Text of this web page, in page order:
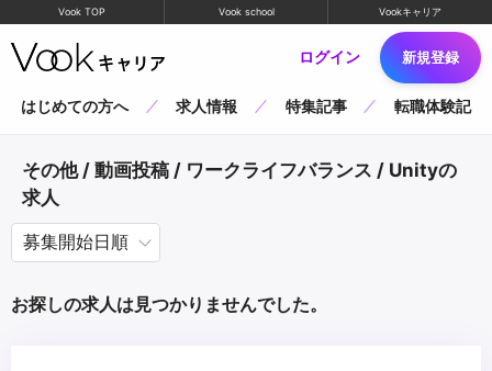
Vook TOP Vook school Vookキャリア
ログイン 新規登録
はじめての方へ 求人情報 特集記事 転職体験記
その他 / 動画投稿 / ワークライフバランス / Unityの
求人
お探しの求人は見つかりませんでした。